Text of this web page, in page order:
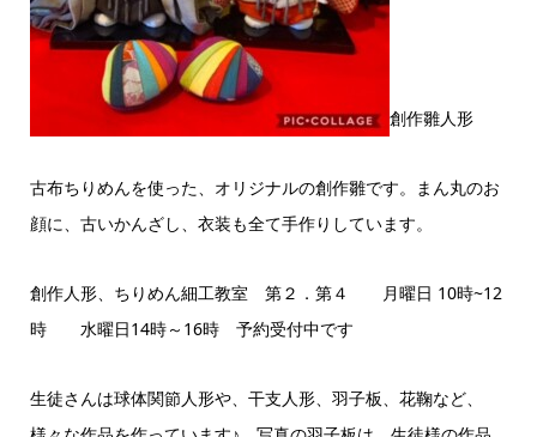
創作雛人形
古布ちりめんを使った、オリジナルの創作雛です。まん丸のお
顔に、古いかんざし、衣装も全て手作りしています。
創作人形、ちりめん細工教室 第２．第４ 月曜日 10時~12
時 水曜日14時～16時 予約受付中です
生徒さんは球体関節人形や、干支人形、羽子板、花鞠など、